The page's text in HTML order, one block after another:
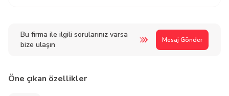
Bu firma ile ilgili sorularınız varsa
bize ulaşın
Mesaj Gönder
Öne çıkan özellikler